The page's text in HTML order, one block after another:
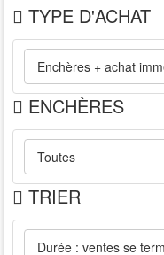
TYPE D'ACHAT
ENCHÈRES
TRIER